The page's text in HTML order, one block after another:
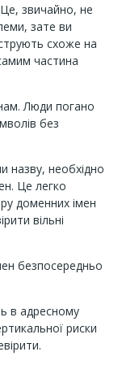
звичайно, не
зате ви
схоже на
частина
Люди погано
без
назву, необхідно
Це легко
доменних імен
вільні
безпосередньо
в адресному
риски